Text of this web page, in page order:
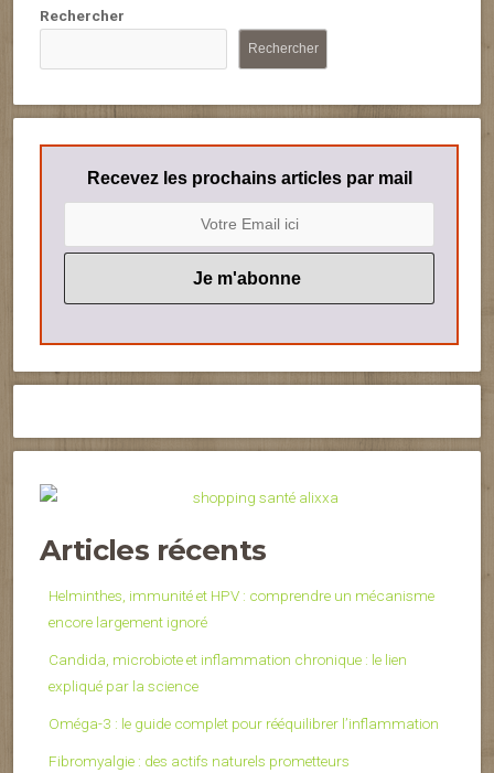
Rechercher
Rechercher
Recevez les prochains articles par mail
Articles récents
Helminthes, immunité et HPV : comprendre un mécanisme
encore largement ignoré
Candida, microbiote et inflammation chronique : le lien
expliqué par la science
Oméga-3 : le guide complet pour rééquilibrer l’inflammation
Fibromyalgie : des actifs naturels prometteurs